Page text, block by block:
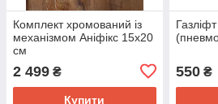
Комплект хромований із
механізмом Аніфікс 15х20
см
2 499 ₴
Купити
550₴